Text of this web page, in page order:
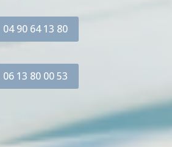
04 90 64 13 80
06 13 80 00 53